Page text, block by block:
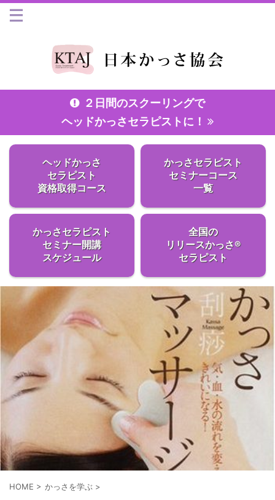
２日間のスクーリングで
ヘッドかっさセラピストに！
ヘッドかっさ
セラピスト
資格取得コース
かっさセラピスト
セミナーコース
一覧
かっさセラピスト
セミナー開講
スケジュール
全国の
リリースかっさ®
セラピスト
HOME > かっさを学ぶ >